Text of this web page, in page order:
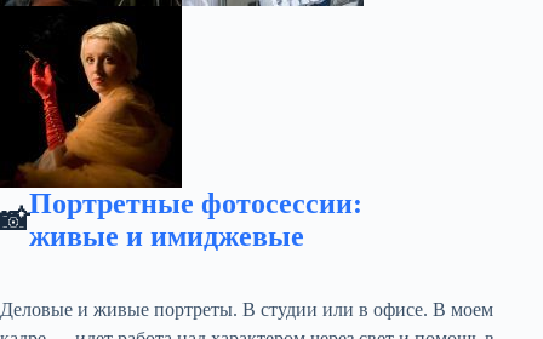
📸
Портретные фотосессии:
живые и имиджевые
Деловые и живые портреты. В студии или в офисе. В моем